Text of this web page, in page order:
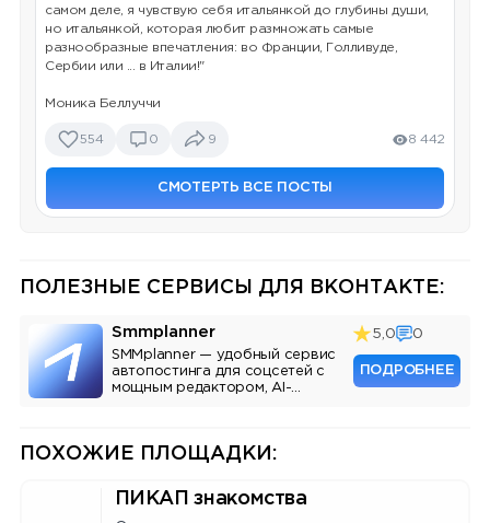
самом деле, я чувствую себя итальянкой до глубины души,
но итальянкой, которая любит размножать самые
разнообразные впечатления: во Франции, Голливуде,
Сербии или ... в Италии!"
Моника Беллуччи
554 0 9 8 442
СМОТЕРТЬ ВСЕ ПОСТЫ
ПОЛЕЗНЫЕ СЕРВИСЫ ДЛЯ ВКОНТАКТЕ:
Smmplanner
SMMplanner — удобный сервис
автопостинга для соцсетей с
мощным редактором, AI-
5,0 0
ПОДРОБНЕЕ
ПОХОЖИЕ ПЛОЩАДКИ:
ПИКАП знакомства